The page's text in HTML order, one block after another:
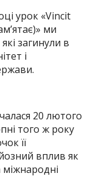
урок «Vincit
ми
загинули в
і
20 лютого
того ж року
її
вплив як
міжнародні